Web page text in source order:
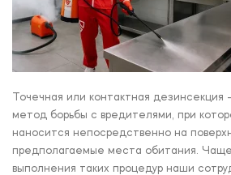
Точечная или контактная дезинсекция
метод борьбы с вредителями, при
наносится непосредственно на
предполагаемые места обитания.
выполнения таких процедур наши